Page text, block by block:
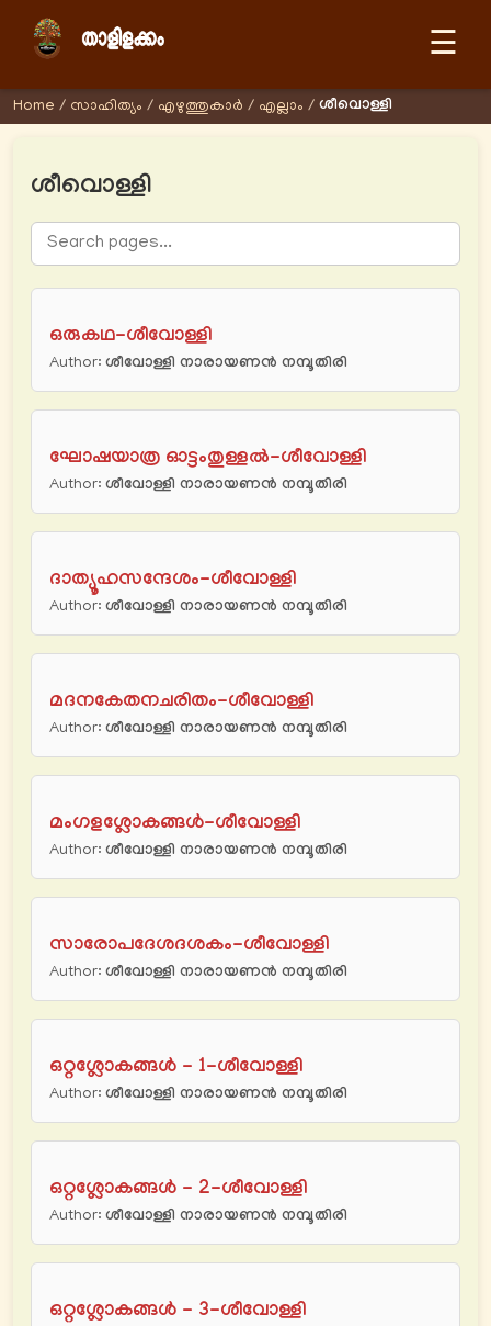
☰
Home / സാഹിത്യം / എഴുത്തുകാര്‍ / എല്ലാം / ശീവൊള്ളി
ശീവൊള്ളി
ഒരുകഥ-ശീവോള്ളി
Author: ശീവോള്ളി നാരായണന്‍ നമ്പൂതിരി
ഘോഷയാത്ര ഓട്ടംതുള്ളൽ-ശീവോള്ളി
Author: ശീവോള്ളി നാരായണന്‍ നമ്പൂതിരി
ദാത്യൂഹസന്ദേശം-ശീവോള്ളി
Author: ശീവോള്ളി നാരായണന്‍ നമ്പൂതിരി
മദനകേതനചരിതം-ശീവോള്ളി
Author: ശീവോള്ളി നാരായണന്‍ നമ്പൂതിരി
മംഗളശ്ലോകങ്ങൾ-ശീവോള്ളി
Author: ശീവോള്ളി നാരായണന്‍ നമ്പൂതിരി
സാരോപദേശദശകം-ശീവോള്ളി
Author: ശീവോള്ളി നാരായണന്‍ നമ്പൂതിരി
ഒറ്റശ്ലോകങ്ങൾ - 1-ശീവോള്ളി
Author: ശീവോള്ളി നാരായണന്‍ നമ്പൂതിരി
ഒറ്റശ്ലോകങ്ങൾ - 2-ശീവോള്ളി
Author: ശീവോള്ളി നാരായണന്‍ നമ്പൂതിരി
ഒറ്റശ്ലോകങ്ങൾ - 3-ശീവോള്ളി